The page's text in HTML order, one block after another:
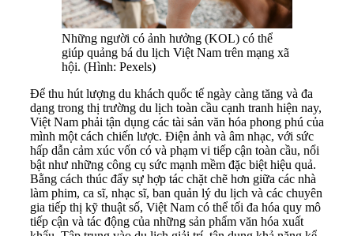
Những người có ảnh hưởng (KOL) có thể
giúp quảng bá du lịch Việt Nam trên mạng xã
hội. (Hình: Pexels)
Để thu hút lượng du khách quốc tế ngày càng tăng và đa
dạng trong thị trường du lịch toàn cầu cạnh tranh hiện nay,
Việt Nam phải tận dụng các tài sản văn hóa phong phú của
mình một cách chiến lược. Điện ảnh và âm nhạc, với sức
hấp dẫn cảm xúc vốn có và phạm vi tiếp cận toàn cầu, nổi
bật như những công cụ sức mạnh mềm đặc biệt hiệu quả.
Bằng cách thúc đẩy sự hợp tác chặt chẽ hơn giữa các nhà
làm phim, ca sĩ, nhạc sĩ, ban quản lý du lịch và các chuyên
gia tiếp thị kỹ thuật số, Việt Nam có thể tối đa hóa quy mô
tiếp cận và tác động của những sản phẩm văn hóa xuất